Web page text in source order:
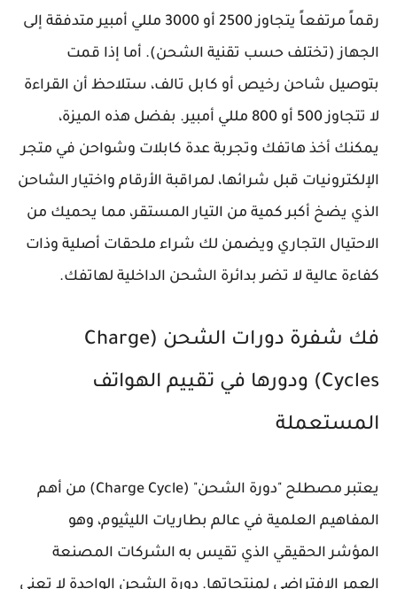
رقماً مرتفعاً يتجاوز 2500 أو 3000 مللي أمبير متدفقة إلى
الجهاز (تختلف حسب تقنية الشحن). أما إذا قمت
بتوصيل شاحن رخيص أو كابل تالف، ستلاحظ أن القراءة
لا تتجاوز 500 أو 800 مللي أمبير. بفضل هذه الميزة،
يمكنك أخذ هاتفك وتجربة عدة كابلات وشواحن في متجر
الإلكترونيات قبل شرائها، لمراقبة الأرقام واختيار الشاحن
الذي يضخ أكبر كمية من التيار المستقر، مما يحميك من
الاحتيال التجاري ويضمن لك شراء ملحقات أصلية وذات
كفاءة عالية لا تضر بدائرة الشحن الداخلية لهاتفك.
فك شفرة دورات الشحن (Charge
Cycles) ودورها في تقييم الهواتف
المستعملة
يعتبر مصطلح "دورة الشحن" (Charge Cycle) من أهم
المفاهيم العلمية في عالم بطاريات الليثيوم، وهو
المؤشر الحقيقي الذي تقيس به الشركات المصنعة
العمر الافتراضي لمنتجاتها. دورة الشحن الواحدة لا تعني